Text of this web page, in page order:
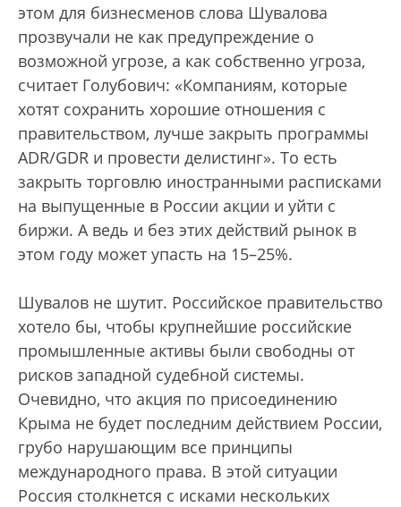
этом для бизнесменов слова Шувалова
прозвучали не как предупреждение о
возможной угрозе, а как собственно угроза,
считает Голубович: «Компаниям, которые
хотят сохранить хорошие отношения с
правительством, лучше закрыть программы
ADR/GDR и провести делистинг». То есть
закрыть торговлю иностранными расписками
на выпущенные в России акции и уйти с
биржи. А ведь и без этих действий рынок в
этом году может упасть на 15–25%.
Шувалов не шутит. Российское правительство
хотело бы, чтобы крупнейшие российские
промышленные активы были свободны от
рисков западной судебной системы.
Очевидно, что акция по присоединению
Крыма не будет последним действием России,
грубо нарушающим все принципы
международного права. В этой ситуации
Россия столкнется с исками нескольких